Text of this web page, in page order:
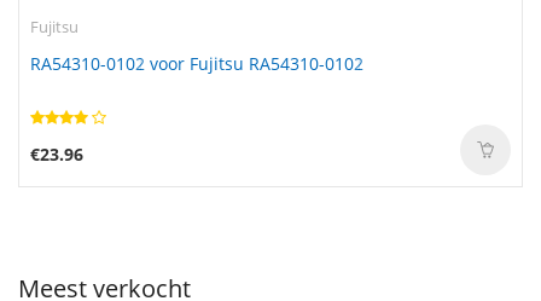
Fujitsu
RA54310-0102 voor Fujitsu RA54310-0102
€23.96
Meest verkocht